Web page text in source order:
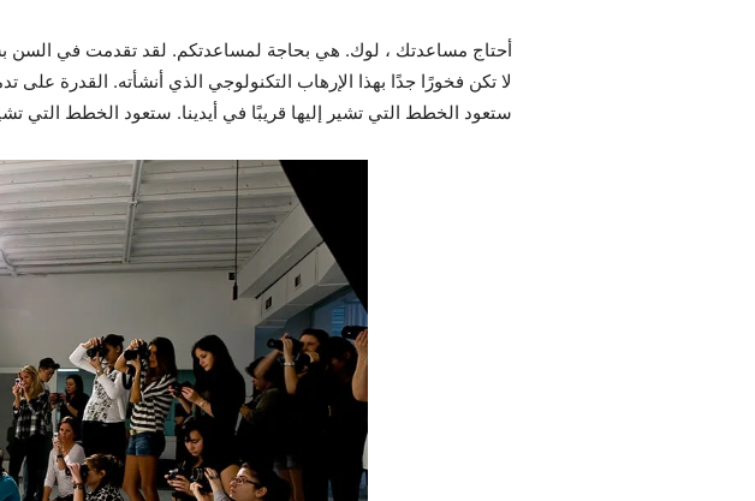
أحتاج مساعدتك ، لوك. هي بحاجة لمساعدتكم. لقد تقدمت في السن
لا تكن فخورًا جدًا بهذا الإرهاب التكنولوجي الذي أنشأته. القدرة على
ستعود الخطط التي تشير إليها قريبًا في أيدينا. ستعود الخطط التي تشير